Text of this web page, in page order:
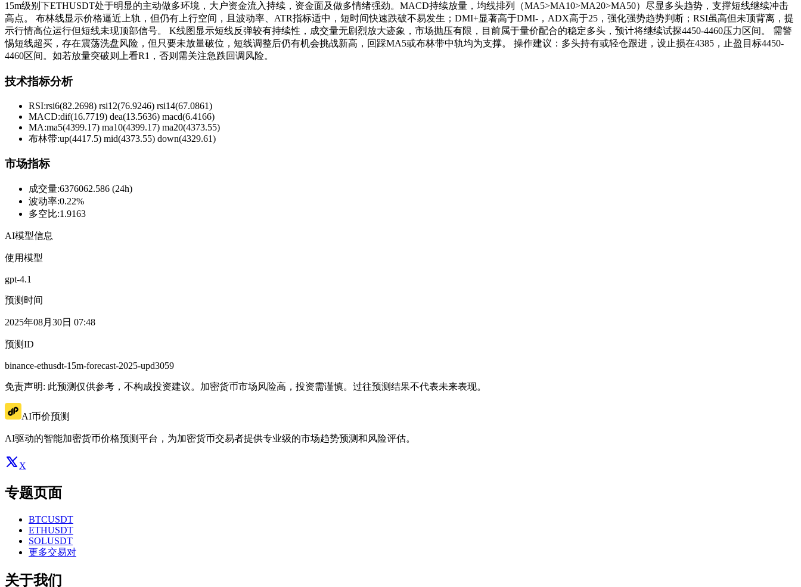
15m级别下ETHUSDT处于明显的主动做多环境，大户资金流入持续，资金面及做多情绪强劲。MACD持续放量，均线排列（MA5>MA10>MA20>MA50）尽显多头趋势，支撑短线继续冲击
高点。 布林线显示价格逼近上轨，但仍有上行空间，且波动率、ATR指标适中，短时间快速跌破不易发生；DMI+显著高于DMI-，ADX高于25，强化强势趋势判断；RSI虽高但未顶背离，提
示行情高位运行但短线未现顶部信号。 K线图显示短线反弹较有持续性，成交量无剧烈放大迹象，市场抛压有限，目前属于量价配合的稳定多头，预计将继续试探4450-4460压力区间。 需警
惕短线超买，存在震荡洗盘风险，但只要未放量破位，短线调整后仍有机会挑战新高，回踩MA5或布林带中轨均为支撑。 操作建议：多头持有或轻仓跟进，设止损在4385，止盈目标4450-
4460区间。如若放量突破则上看R1，否则需关注急跌回调风险。
技术指标分析
RSI:rsi6(82.2698) rsi12(76.9246) rsi14(67.0861)
MACD:dif(16.7719) dea(13.5636) macd(6.4166)
MA:ma5(4399.17) ma10(4399.17) ma20(4373.55)
布林带:up(4417.5) mid(4373.55) down(4329.61)
市场指标
成交量:6376062.586 (24h)
波动率:0.22%
多空比:1.9163
AI模型信息
使用模型
gpt-4.1
预测时间
2025年08月30日 07:48
预测ID
binance-ethusdt-15m-forecast-2025-upd3059
免责声明: 此预测仅供参考，不构成投资建议。加密货币市场风险高，投资需谨慎。过往预测结果不代表未来表现。
AI币价预测
AI驱动的智能加密货币价格预测平台，为加密货币交易者提供专业级的市场趋势预测和风险评估。
X
专题页面
BTCUSDT
ETHUSDT
SOLUSDT
更多交易对
关于我们